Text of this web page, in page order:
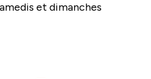
et dimanches